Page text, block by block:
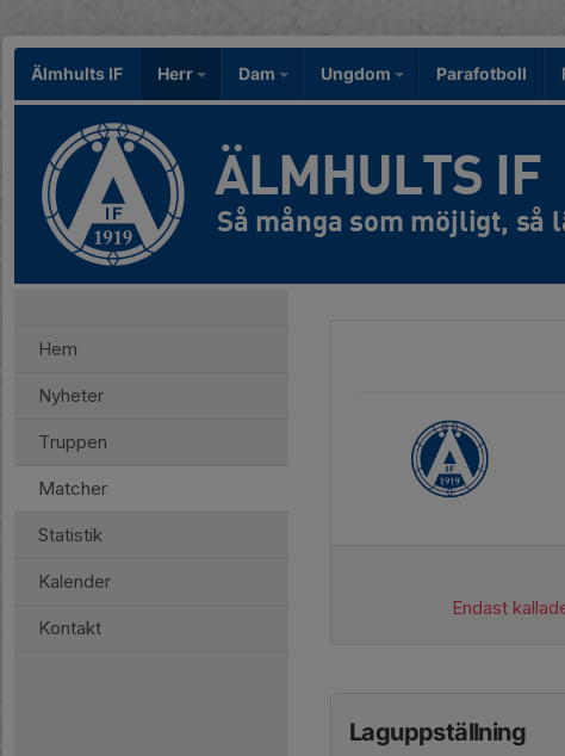
Älmhults IF Herr Dam Ungdom Parafotboll
ÄLMHULTS IF
Hem
Nyheter
Truppen
Matcher
Statistik
Kalender
Kontakt
Endast
Laguppställning